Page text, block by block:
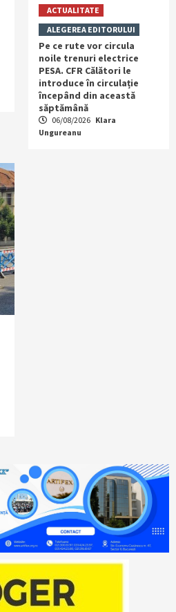
ACTUALITATE
ALEGEREA EDITORULUI
Pe ce rute vor circula
noile trenuri electrice
PESA. CFR Călători le
introduce în circulație
începând din această
săptămână
06/08/2026 Klara
Ungureanu